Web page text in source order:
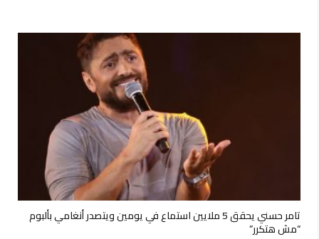
تامر حسني يحقق 5 ملايين استماع في يومين ويتصدر أنغامي بألبوم
“مش هتكرر”